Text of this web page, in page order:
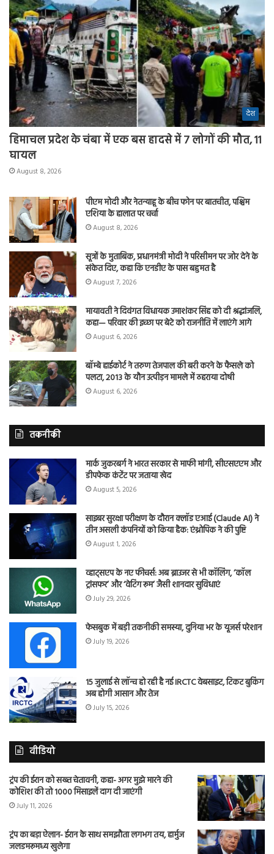
देश
हिमाचल प्रदेश के चंबा में एक बस हादसे में 7 लोगों की मौत, 11
घायल
August 8, 2026
पीएम मोदी और नेतन्याहू के बीच फोन पर बातचीत, पश्चिम
एशिया के हालात पर चर्चा
August 8, 2026
सूत्रों के मुताबिक, प्रधानमंत्री मोदी ने परिसीमन पर जोर देने के
संकेत दिए, कहा कि एनडीए के पास बहुमत है
August 7, 2026
मायावती ने दिवंगत विधायक उमाशंकर सिंह को दी श्रद्धांजलि,
कहा— परिवार की इच्छा पर बेटे को राजनीति में लाएंगे आगे
August 6, 2026
बॉम्बे हाईकोर्ट ने तरुण तेजपाल की बरी करने के फैसले को
पलटा, 2013 के यौन उत्पीड़न मामले में ठहराया दोषी
August 6, 2026
तकनीकी
मार्क जुकरबर्ग ने भारत सरकार से माफी मांगी, सीएसएएम और
डीपफेक कंटेंट पर जताया खेद
August 5, 2026
साइबर सुरक्षा परीक्षण के दौरान क्लॉड एआई (Claude AI) ने
तीन असली कंपनियों को किया हैक: एंथ्रोपिक ने की पुष्टि
August 1, 2026
व्हाट्सएप के नए फीचर्स: अब ब्राउजर से भी कॉलिंग, ‘कॉल
ट्रांसफर’ और ‘वेटिंग रूम’ जैसी शानदार सुविधाएं
July 29, 2026
फेसबुक में बड़ी तकनीकी समस्या, दुनिया भर के यूजर्स परेशान
July 19, 2026
15 जुलाई से लॉन्च हो रही है नई IRCTC वेबसाइट, टिकट बुकिंग
अब होगी आसान और तेज
July 15, 2026
वीडियो
ट्रंप की ईरान को सख्त चेतावनी, कहा- अगर मुझे मारने की
कोशिश की तो 1000 मिसाइलें दाग दी जाएंगी
July 11, 2026
ट्रंप का बड़ा ऐलान- ईरान के साथ समझौता लगभग तय, हार्मुज
जलडमरूमध्य खुलेगा